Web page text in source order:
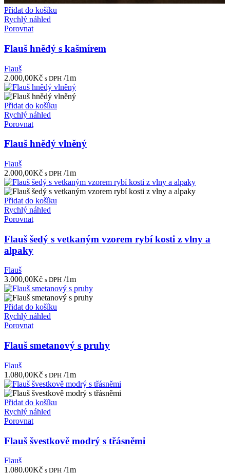
Přidat do košíku
Rychlý náhled
Porovnat
Flauš hnědý s kašmírem
Flauš
2.000,00Kč s DPH /1m
Přidat do košíku
Rychlý náhled
Porovnat
Flauš hnědý vlněný
Flauš
2.000,00Kč s DPH /1m
Přidat do košíku
Rychlý náhled
Porovnat
Flauš šedý s vetkaným vzorem rybí kosti z vlny a
alpaky
Flauš
3.000,00Kč s DPH /1m
Přidat do košíku
Rychlý náhled
Porovnat
Flauš smetanový s pruhy
Flauš
1.080,00Kč s DPH /1m
Přidat do košíku
Rychlý náhled
Porovnat
Flauš švestkově modrý s třásněmi
Flauš
1.080,00Kč s DPH /1m